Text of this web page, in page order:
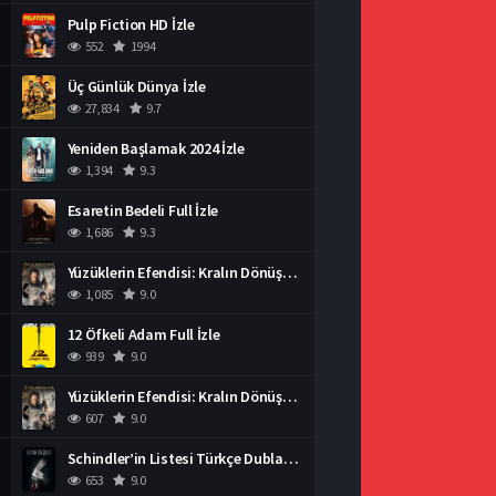
Pulp Fiction HD İzle
552 1994
Üç Günlük Dünya İzle
27,834 9.7
Yeniden Başlamak 2024 İzle
1,394 9.3
Esaretin Bedeli Full İzle
1,686 9.3
Yüzüklerin Efendisi: Kralın Dönüşü İzle
1,085 9.0
12 Öfkeli Adam Full İzle
939 9.0
Yüzüklerin Efendisi: Kralın Dönüşü İzle
607 9.0
Schindler’in Listesi Türkçe Dublaj İzle
653 9.0